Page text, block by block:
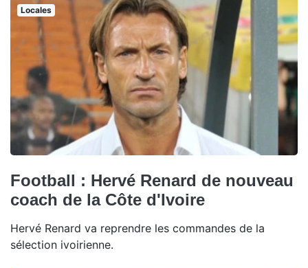
Locales
Football : Hervé Renard de nouveau
coach de la Côte d'Ivoire
Hervé Renard va reprendre les commandes de la
sélection ivoirienne.